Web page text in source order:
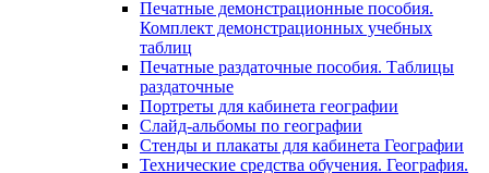
Печатные демонстрационные пособия.
Комплект демонстрационных учебных
таблиц
Печатные раздаточные пособия. Таблицы
раздаточные
Портреты для кабинета географии
Слайд-альбомы по географии
Стенды и плакаты для кабинета Географии
Технические средства обучения. География.